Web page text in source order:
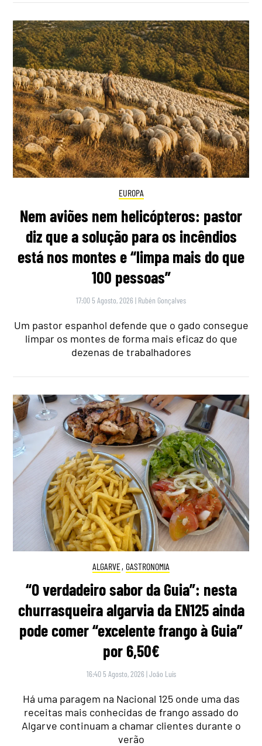
EUROPA
Nem aviões nem helicópteros: pastor
diz que a solução para os incêndios
está nos montes e “limpa mais do que
100 pessoas”
17:00 5 Agosto, 2026 | Rubén Gonçalves
Um pastor espanhol defende que o gado consegue
limpar os montes de forma mais eficaz do que
dezenas de trabalhadores
ALGARVE, GASTRONOMIA
“O verdadeiro sabor da Guia”: nesta
churrasqueira algarvia da EN125 ainda
pode comer “excelente frango à Guia”
por 6,50€
16:40 5 Agosto, 2026 |João Luís
Há uma paragem na Nacional 125 onde uma das
receitas mais conhecidas de frango assado do
Algarve continuam a chamar clientes durante o
verão